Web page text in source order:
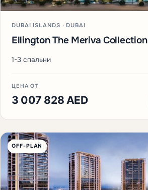
DUBAI ISLANDS · DUBAI
Ellington The Meriva Collection
1-3 спальни
ЦЕНА ОТ
3 007 828 AED
OFF-PLAN